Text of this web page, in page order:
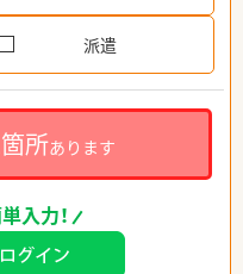
派遣
所あります
入力！